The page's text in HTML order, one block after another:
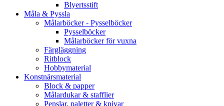
Blyertsstift
Måla & Pyssla
Målarböcker - Pysselböcker
Pysselböcker
Målarböcker för vuxna
Färgläggning
Ritblock
Hobbymaterial
Konstnärsmaterial
Block & papper
Målardukar & stafflier
Penslar, paletter & knivar